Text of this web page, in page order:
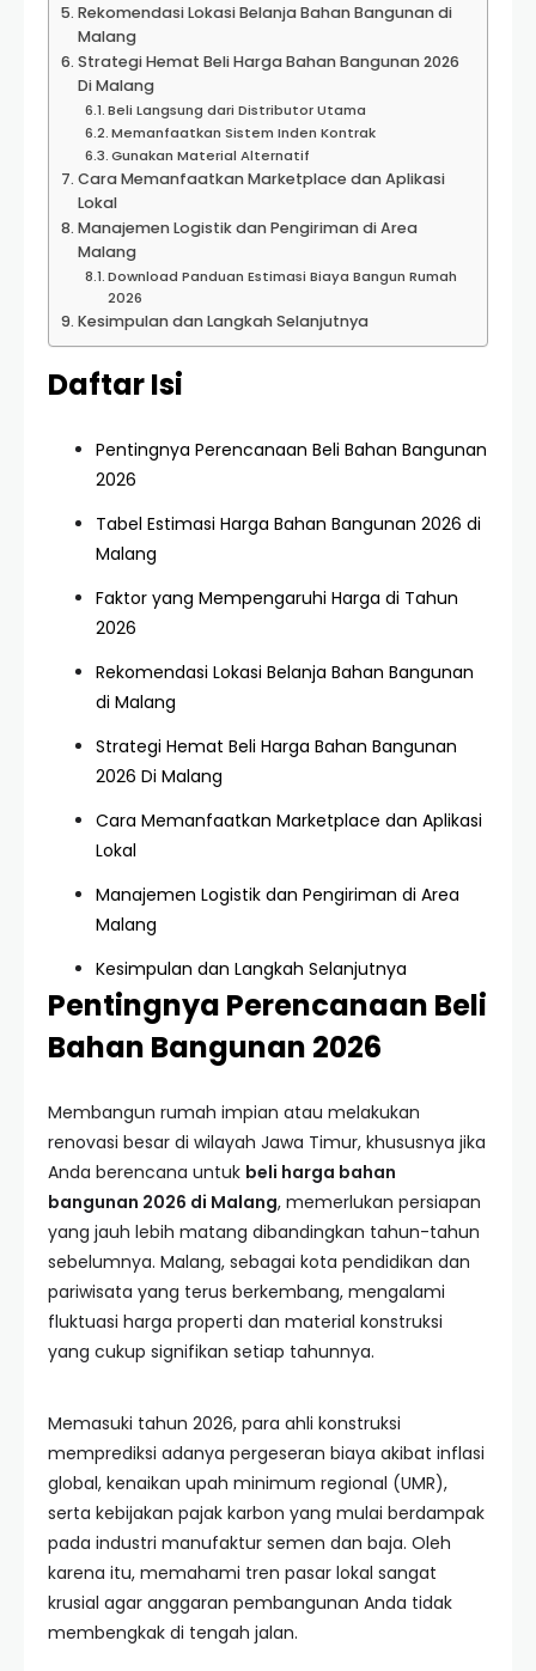
Rekomendasi Lokasi Belanja Bahan Bangunan di
Malang
Strategi Hemat Beli Harga Bahan Bangunan 2026
Di Malang
Beli Langsung dari Distributor Utama
Memanfaatkan Sistem Inden Kontrak
Gunakan Material Alternatif
Cara Memanfaatkan Marketplace dan Aplikasi
Lokal
Manajemen Logistik dan Pengiriman di Area
Malang
Download Panduan Estimasi Biaya Bangun Rumah
2026
Kesimpulan dan Langkah Selanjutnya
Daftar Isi
Pentingnya Perencanaan Beli Bahan Bangunan
2026
Tabel Estimasi Harga Bahan Bangunan 2026 di
Malang
Faktor yang Mempengaruhi Harga di Tahun
2026
Rekomendasi Lokasi Belanja Bahan Bangunan
di Malang
Strategi Hemat Beli Harga Bahan Bangunan
2026 Di Malang
Cara Memanfaatkan Marketplace dan Aplikasi
Lokal
Manajemen Logistik dan Pengiriman di Area
Malang
Kesimpulan dan Langkah Selanjutnya
Pentingnya Perencanaan Beli
Bahan Bangunan 2026
Membangun rumah impian atau melakukan
renovasi besar di wilayah Jawa Timur, khususnya jika
Anda berencana untuk beli harga bahan
bangunan 2026 di Malang, memerlukan persiapan
yang jauh lebih matang dibandingkan tahun-tahun
sebelumnya. Malang, sebagai kota pendidikan dan
pariwisata yang terus berkembang, mengalami
fluktuasi harga properti dan material konstruksi
yang cukup signifikan setiap tahunnya.
Memasuki tahun 2026, para ahli konstruksi
memprediksi adanya pergeseran biaya akibat inflasi
global, kenaikan upah minimum regional (UMR),
serta kebijakan pajak karbon yang mulai berdampak
pada industri manufaktur semen dan baja. Oleh
karena itu, memahami tren pasar lokal sangat
krusial agar anggaran pembangunan Anda tidak
membengkak di tengah jalan.